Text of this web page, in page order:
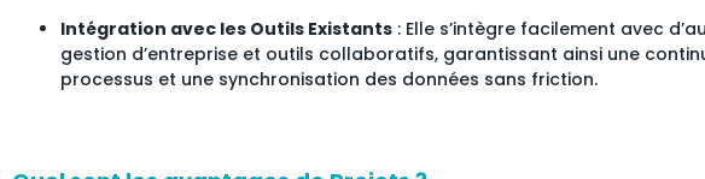
Intégration avec les Outils Existants : Elle s’intègre facilement avec
gestion d’entreprise et outils collaboratifs, garantissant ainsi une
processus et une synchronisation des données sans friction.